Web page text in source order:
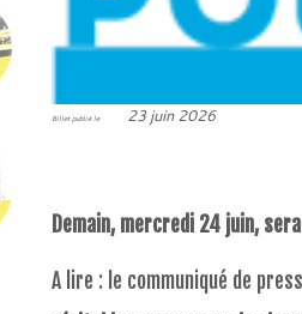
Billet publié le 23 juin 2026
Demain, mercredi 24 juin,
A lire : le communiqué de